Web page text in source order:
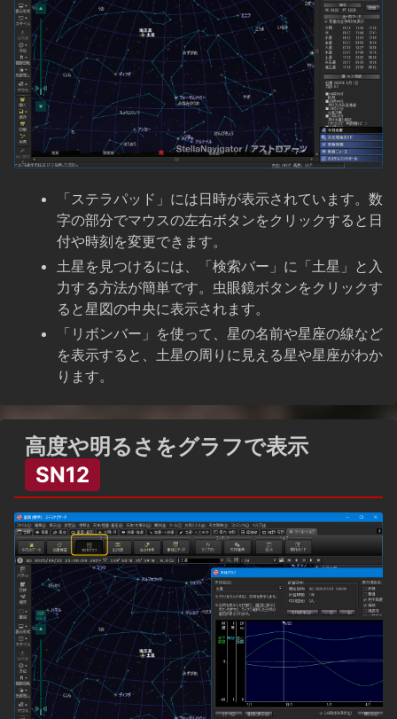
「ステラパッド」には日時が表示されています。数
字の部分でマウスの左右ボタンをクリックすると日
付や時刻を変更できます。
土星を見つけるには、「検索バー」に「土星」と入
力する方法が簡単です。虫眼鏡ボタンをクリックす
ると星図の中央に表示されます。
「リボンバー」を使って、星の名前や星座の線など
を表示すると、土星の周りに見える星や星座がわか
ります。
高度や明るさをグラフで表示
SN12